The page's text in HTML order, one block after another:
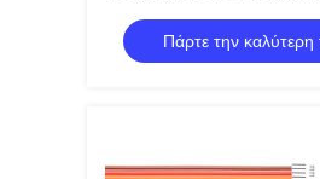
Χρυσοκάλυψη επίπεδη
κορδέλαΠάρτε την καλύτερη